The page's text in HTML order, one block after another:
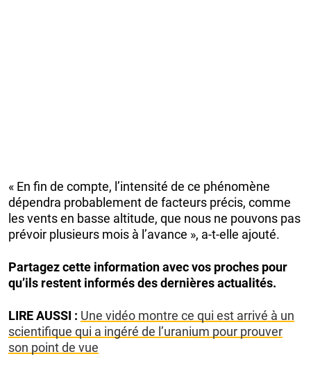
« En fin de compte, l’intensité de ce phénomène
dépendra probablement de facteurs précis, comme
les vents en basse altitude, que nous ne pouvons pas
prévoir plusieurs mois à l’avance », a-t-elle ajouté.
Partagez cette information avec vos proches pour
qu’ils restent informés des dernières actualités.
LIRE AUSSI : Une vidéo montre ce qui est arrivé à un
scientifique qui a ingéré de l’uranium pour prouver
son point de vue